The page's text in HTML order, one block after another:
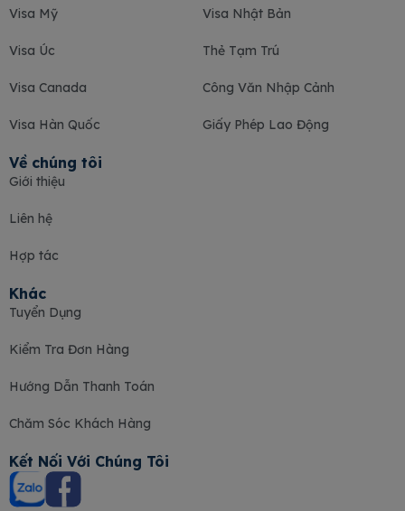
Về chúng tôi
Giới thiệu
Liên hệ
Hợp tác
Visa Mỹ
Visa Úc
Visa Canada
Visa Hàn Quốc
Visa Nhật Bản
Thẻ Tạm Trú
Công Văn Nhập Cảnh
Giấy Phép Lao Động
Khác
Tuyển Dụng
Kiểm Tra Đơn Hàng
Hướng Dẫn Thanh Toán
Chăm Sóc Khách Hàng
Kết Nối Với Chúng Tôi